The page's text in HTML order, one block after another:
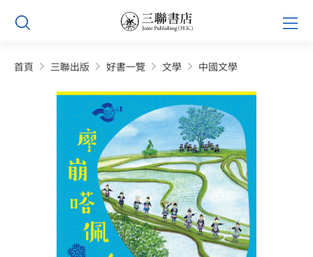
Skip
content
首頁 三聯出版 好書一覽 文學 中國文學